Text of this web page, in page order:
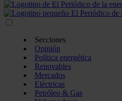
Secciones
Opinión
Política energética
Renovables
Mercados
Eléctricas
Petróleo & Gas